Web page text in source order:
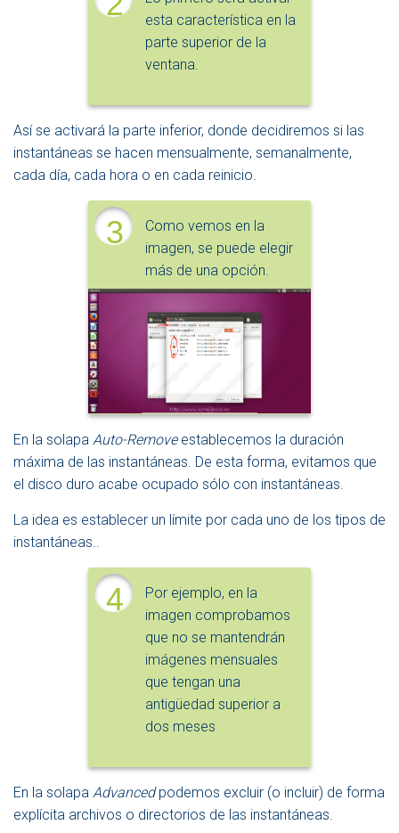
esta característica en la
parte superior de la
ventana.
Así se activará la parte inferior, donde decidiremos si las
instantáneas se hacen mensualmente, semanalmente,
cada día, cada hora o en cada reinicio.
3
Como vemos en la
imagen, se puede elegir
más de una opción.
En la solapa Auto-Removeestablecemos la duración
máxima de las instantáneas. De esta forma, evitamos que
el disco duro acabe ocupado sólo con instantáneas.
La idea es establecer un límite por cada uno de los tipos de
instantáneas..
4
Por ejemplo, en la
imagen comprobamos
que no se mantendrán
imágenes mensuales
que tengan una
antigüedad superior a
dos meses
En la solapa Advancedpodemos excluir (o incluir) de forma
explícita archivos o directorios de las instantáneas.